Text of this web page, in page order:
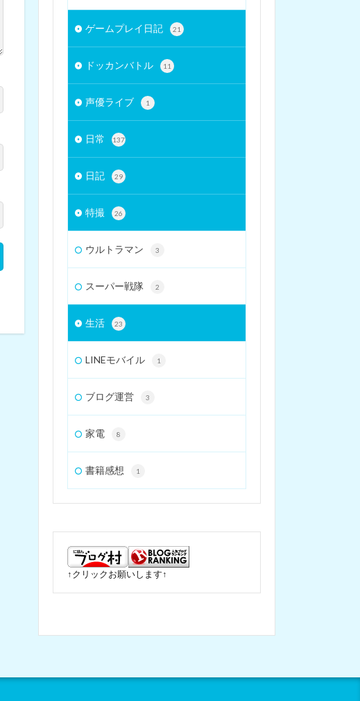
ゲームプレイ日記 21
ドッカンバトル 11
声優ライブ 1
日常 137
日記 29
特撮 26
ウルトラマン 3
スーパー戦隊 2
生活 23
LINEモバイル 1
ブログ運営 3
家電 8
書籍感想 1
↑クリックお願いします↑